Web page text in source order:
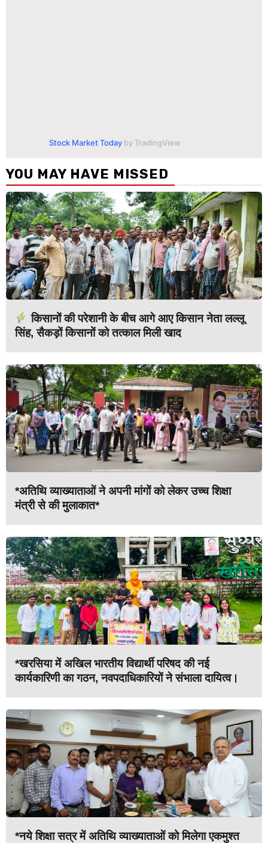
Stock Market Today by TradingView
YOU MAY HAVE MISSED
किसानों की परेशानी के बीच आगे आए किसान नेता लल्लू
सिंह, सैकड़ों किसानों को तत्काल मिली खाद
*अतिथि व्याख्याताओं ने अपनी मांगों को लेकर उच्च शिक्षा
मंत्री से की मुलाकात*
*खरसिया में अखिल भारतीय विद्यार्थी परिषद की नई
कार्यकारिणी का गठन, नवपदाधिकारियों ने संभाला दायित्व।
*नये शिक्षा सत्र में अतिथि व्याख्याताओं को मिलेगा एकमुश्त